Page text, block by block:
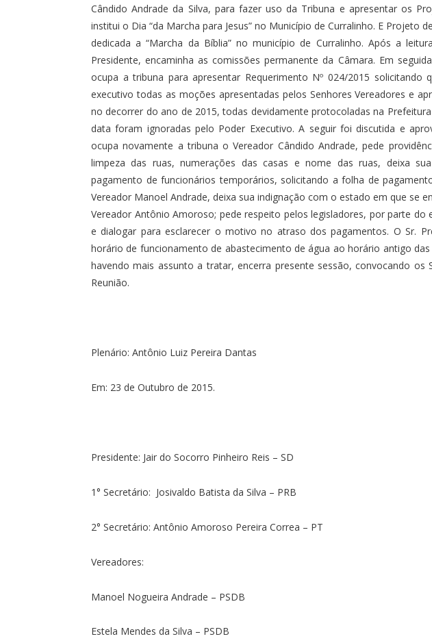
Cândido Andrade da Silva, para fazer uso da Tribuna e apresentar os
institui o Dia “da Marcha para Jesus” no Município de Curralinho. E Projeto
dedicada a “Marcha da Bíblia” no município de Curralinho. Após a
Presidente, encaminha as comissões permanente da Câmara. Em
ocupa a tribuna para apresentar Requerimento Nº 024/2015 solicitando
executivo todas as moções apresentadas pelos Senhores Vereadores e
no decorrer do ano de 2015, todas devidamente protocoladas na
data foram ignoradas pelo Poder Executivo. A seguir foi discutida e
ocupa novamente a tribuna o Vereador Cândido Andrade, pede
limpeza das ruas, numerações das casas e nome das ruas, deixa
pagamento de funcionários temporários, solicitando a folha de
Vereador Manoel Andrade, deixa sua indignação com o estado em que se
Vereador Antônio Amoroso; pede respeito pelos legisladores, por parte do
e dialogar para esclarecer o motivo no atraso dos pagamentos. O Sr.
horário de funcionamento de abastecimento de água ao horário antigo
havendo mais assunto a tratar, encerra presente sessão, convocando os
Reunião.
Plenário: Antônio Luiz Pereira Dantas
Em: 23 de Outubro de 2015.
Presidente: Jair do Socorro Pinheiro Reis – SD
1° Secretário: Josivaldo Batista da Silva – PRB
2° Secretário: Antônio Amoroso Pereira Correa – PT
Vereadores:
Manoel Nogueira Andrade – PSDB
Estela Mendes da Silva – PSDB